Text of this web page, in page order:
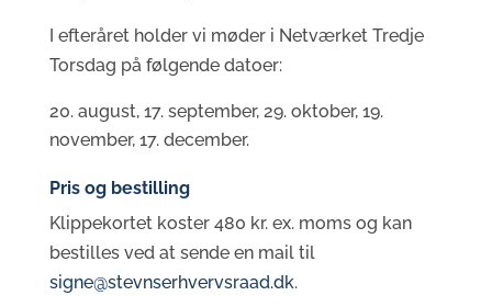
I efteråret holder vi møder i Netværket Tredje
Torsdag på følgende datoer:
august, 17. september, 29. oktober, 19.
november, 17. december.
Pris og bestilling
Klippekortet koster 480 kr. ex. moms og kan
bestilles ved at sende en mail til
signe@stevnserhvervsraad.dk.